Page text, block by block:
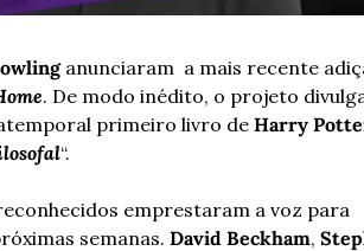
anunciaram  a mais recente
. De modo inédito, o projeto
primeiro livro de Harry
“.
emprestaram a voz para
semanas. David Beckham,